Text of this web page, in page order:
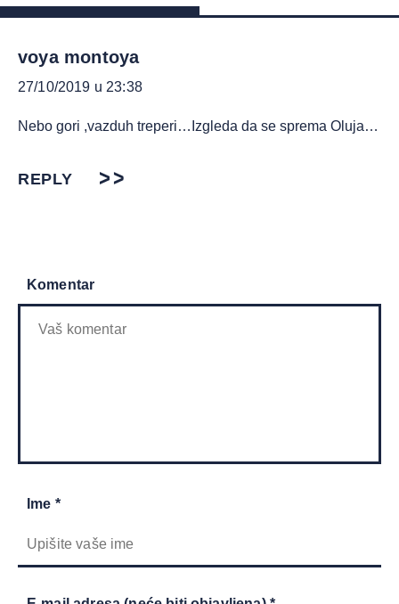
voya montoya
27/10/2019 u 23:38
Nebo gori ,vazduh treperi…Izgleda da se sprema Oluja…
REPLY
Komentar
Ime *